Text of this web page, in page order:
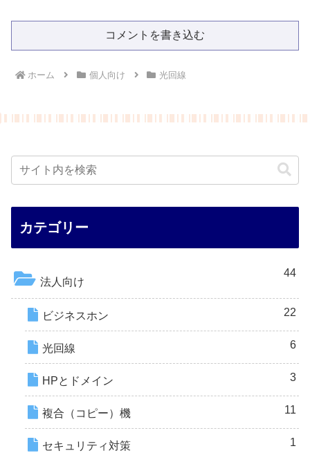
コメントを書き込む
ホーム 個人向け 光回線
カテゴリー
法人向け
44
ビジネスホン 22
光回線 6
HPとドメイン 3
複合（コピー）機 11
セキュリティ対策 1